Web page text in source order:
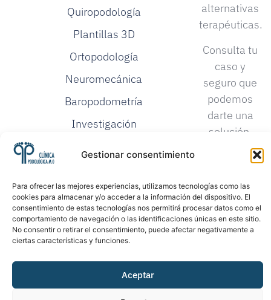
Gestionar consentimiento
Para ofrecer las mejores experiencias, utilizamos tecnologías como las
cookies para almacenar y/o acceder a la información del dispositivo. El
consentimiento de estas tecnologías nos permitirá procesar datos como el
comportamiento de navegación o las identificaciones únicas en este sitio.
No consentir o retirar el consentimiento, puede afectar negativamente a
ciertas características y funciones.
Aceptar
Quiropodología
Plantillas 3D
Ortopodología
Neuromecánica
Baropodometría
Investigación
Proloterapia
alternativas
terapéuticas.
Consulta tu
caso y
seguro que
podemos
darte una
solución.
derechos reservados